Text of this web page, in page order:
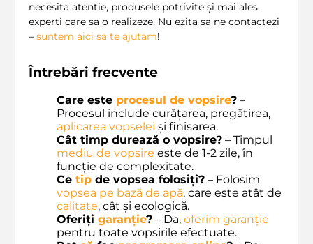
necesita atentie, produsele potrivite și mai ales
experti care sa o realizeze. Nu ezita sa ne contactezi
– suntem aici sa te ajutam!
Întrebări frecvente
Care este procesul de vopsire? –
Procesul include curățarea, pregătirea,
aplicarea vopselei și finisarea.
Cât timp durează o vopsire? – Timpul
mediu de vopsire este de 1-2 zile, în
funcție de complexitate.
Ce tip de vopsea folosiți? – Folosim
vopsea pe bază de apă, care este atât de
calitate, cât și ecologică.
Oferiți garanție? – Da, oferim garanție
pentru toate vopsirile efectuate.